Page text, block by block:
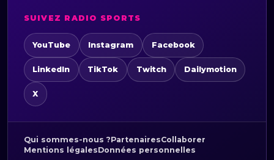
SUIVEZ RADIO SPORTS
YouTube Instagram Facebook
LinkedIn TikTok Twitch Dailymotion
X
Qui sommes-nous ?PartenairesCollaborer
Mentions légalesDonnées personnelles